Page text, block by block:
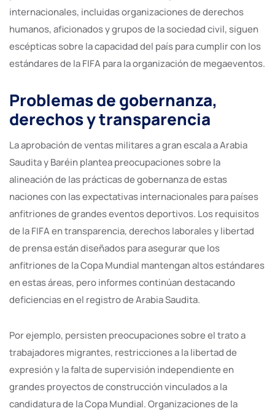
internacionales, incluidas organizaciones de derechos
humanos, aficionados y grupos de la sociedad civil, siguen
escépticas sobre la capacidad del país para cumplir con los
estándares de la FIFA para la organización de megaeventos.
Problemas de gobernanza,
derechos y transparencia
La aprobación de ventas militares a gran escala a Arabia
Saudita y Baréin plantea preocupaciones sobre la
alineación de las prácticas de gobernanza de estas
naciones con las expectativas internacionales para países
anfitriones de grandes eventos deportivos. Los requisitos
de la FIFA en transparencia, derechos laborales y libertad
de prensa están diseñados para asegurar que los
anfitriones de la Copa Mundial mantengan altos estándares
en estas áreas, pero informes continúan destacando
deficiencias en el registro de Arabia Saudita.
Por ejemplo, persisten preocupaciones sobre el trato a
trabajadores migrantes, restricciones a la libertad de
expresión y la falta de supervisión independiente en
grandes proyectos de construcción vinculados a la
candidatura de la Copa Mundial. Organizaciones de la